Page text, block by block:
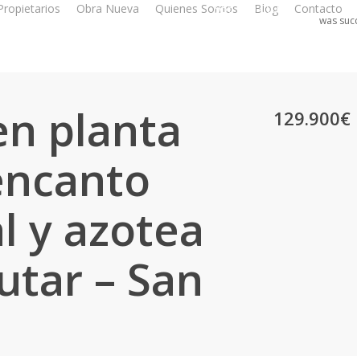
Obra Nueva Quienes Somos Blog Contacto
956 350 003
was
planta
y azotea
– San
129.900€